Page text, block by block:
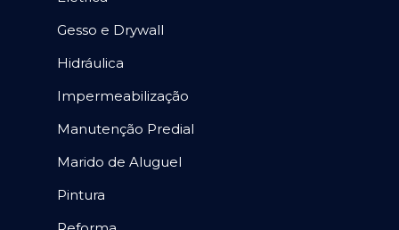
Gesso e Drywall
Hidráulica
Impermeabilização
Manutenção Predial
Marido de Aluguel
Pintura